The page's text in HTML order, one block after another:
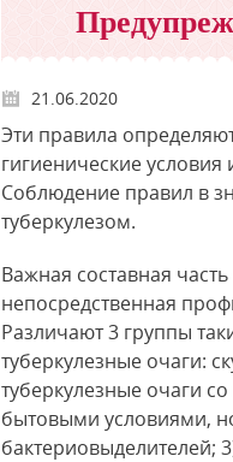
21.06.2020
Эти правила
гигиенические
Соблюдение правил в
туберкулезом.
Важная составная
непосредственная
Различают 3 группы
туберкулезные очаги:
туберкулезные очаги
бытовыми условиями,